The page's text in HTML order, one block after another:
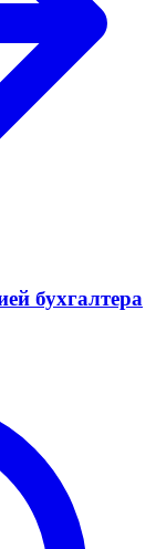
бухгалтера